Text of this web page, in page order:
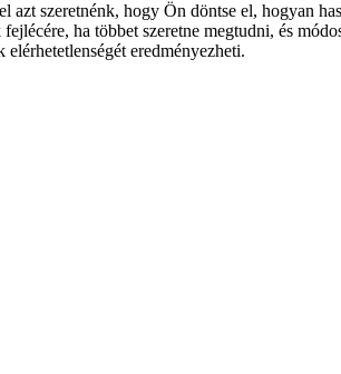
szeretnénk, hogy Ön döntse el, hogyan
ha többet szeretne megtudni, és
eredményezheti.